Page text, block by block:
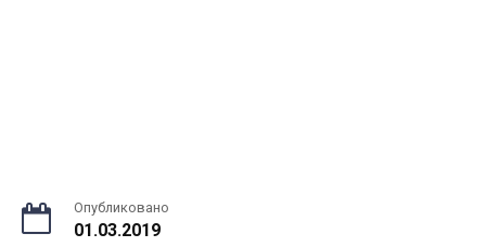
Опубликовано
01.03.2019